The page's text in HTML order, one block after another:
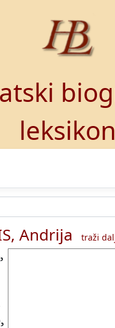
leksikon
Andrija
traži